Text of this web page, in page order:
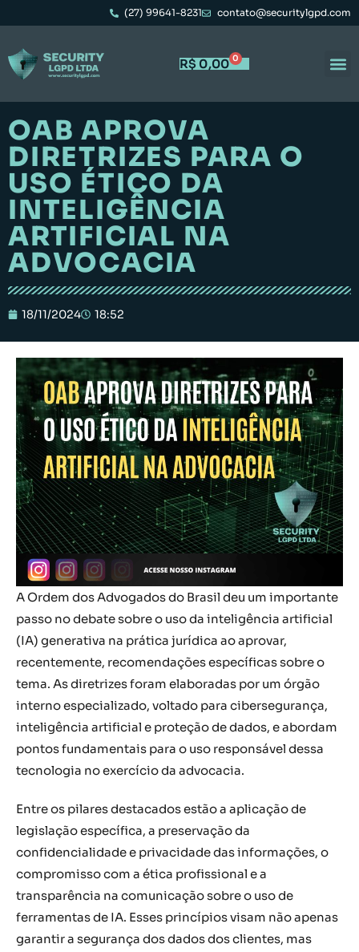
(27) 99641-8231 contato@securitylgpd.com
R$ 0,00 0
OAB APROVA
DIRETRIZES PARA O
USO ÉTICO DA
INTELIGÊNCIA
ARTIFICIAL NA
ADVOCACIA
18/11/2024 18:52
A Ordem dos Advogados do Brasil deu um importante
passo no debate sobre o uso da inteligência artificial
(IA) generativa na prática jurídica ao aprovar,
recentemente, recomendações específicas sobre o
tema. As diretrizes foram elaboradas por um órgão
interno especializado, voltado para cibersegurança,
inteligência artificial e proteção de dados, e abordam
pontos fundamentais para o uso responsável dessa
tecnologia no exercício da advocacia.
Entre os pilares destacados estão a aplicação de
legislação específica, a preservação da
confidencialidade e privacidade das informações, o
compromisso com a ética profissional e a
transparência na comunicação sobre o uso de
ferramentas de IA. Esses princípios visam não apenas
garantir a segurança dos dados dos clientes, mas